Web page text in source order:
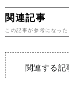
関連記事
この記事が参考になっ
関連する記